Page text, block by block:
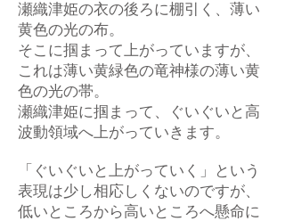
瀬織津姫の衣の後ろに棚引く、薄い
黄色の光の布。
そこに掴まって上がっていますが、
これは薄い黄緑色の竜神様の薄い黄
色の光の帯。
瀬織津姫に掴まって、ぐいぐいと高
波動領域へ上がっていきます。
「ぐいぐいと上がっていく」という
表現は少し相応しくないのですが、
低いところから高いところへ懸命に